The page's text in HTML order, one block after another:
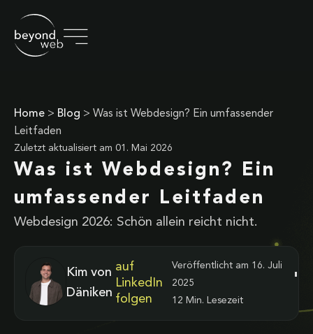
Home > Blog > Was ist Webdesign? Ein umfassender
Leitfaden
Zuletzt aktualisiert am 01. Mai 2026
Was ist Webdesign? Ein
umfassender Leitfaden
Webdesign 2026: Schön allein reicht nicht.
Kim von
Däniken
auf
LinkedIn
folgen
Veröffentlicht am 16. Juli
2025
12 Min. Lesezeit